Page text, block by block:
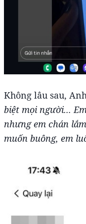
Không lâu sau,
biệt mọi người...
nhưng em chán
muốn buông, em